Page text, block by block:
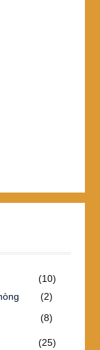
(10)
(2)
(8)
(25)